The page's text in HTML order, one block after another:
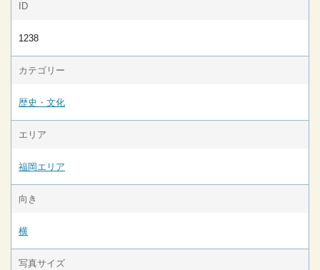
ID
1238
カテゴリー
歴史・文化
エリア
福岡エリア
向き
横
写真サイズ